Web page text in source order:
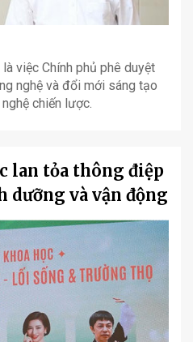
việc Chính phủ phê duyệt
nghệ và đổi mới sáng tạo
chiến lược.
lan tỏa thông điệp
dưỡng và vận động